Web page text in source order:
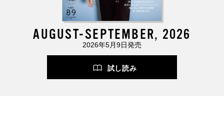
AUGUST-SEPTEMBER, 2026
2026年5月9日発売
試し読み